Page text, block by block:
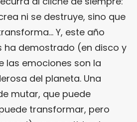
ni se destruye, sino que
Y, este año
ha demostrado (en disco y
las emociones son la
del planeta. Una
mutar, que puede
transformar, pero